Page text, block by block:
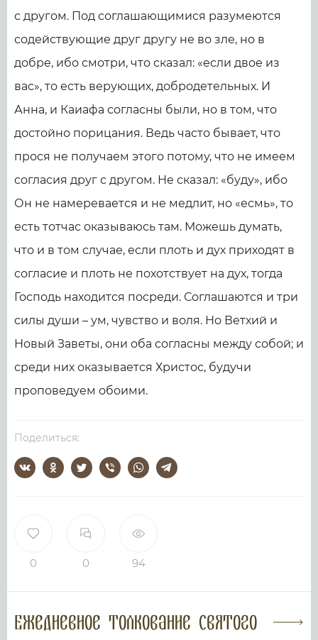
0 0 94
с другом. Под соглашающимися разумеются
содействующие друг другу не во зле, но в
добре, ибо смотри, что сказал: «если двое из
вас», то есть верующих, добродетельных. И
Анна, и Каиафа согласны были, но в том, что
достойно порицания. Ведь часто бывает, что
прося не получаем этого потому, что не имеем
согласия друг с другом. Не сказал: «буду», ибо
Он не намеревается и не медлит, но «есмь», то
есть тотчас оказываюсь там. Можешь думать,
что и в том случае, если плоть и дух приходят в
согласие и плоть не похотствует на дух, тогда
Господь находится посреди. Соглашаются и три
силы души – ум, чувство и воля. Но Ветхий и
Новый Заветы, они оба согласны между собой; и
среди них оказывается Христос, будучи
проповедуем обоими.
Поделиться:
Ежедневное толкование Святого